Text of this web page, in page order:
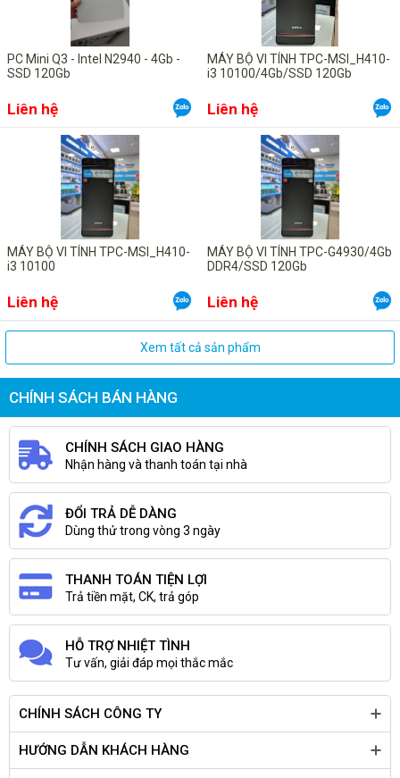
mãi mãi tại trụ sở Công ty.
6 . Xin Quý khách vui lòng liên hệ trực tiếp để được tư vấn
miễn phí , chu đáo và chuyên
nghiệp nhất : 0987 113 911
Để có giá tốt nhất xin liên hệ trực tiếp Phòng Kinh Doanh
Công ty TNHH Thiết bị số Trần Phong
Địa chỉ : 131 Quy Lưu – Phủ Lý – Hà Nam
Điện thoại : 0351 355 2222 – Fax : 0351 355 666
Mobile : 0987.113.911 (Mr.Hạnh)
Email : sales@tranphong.com.vn– Yahoo : tranphongjsc
Máy tính Hà Nam,Tin học Hà Nam
PC Mini Q3 - Intel N2940 - 4Gb -
SSD 120Gb
Liên hệ
MÁY BỘ VI TÍNH TPC-MSI_H410-
i3 10100/4Gb/SSD 120Gb
Liên hệ
MÁY BỘ VI TÍNH TPC-MSI_H410-
i3 10100
Liên hệ
MÁY BỘ VI TÍNH TPC-G4930/4Gb
DDR4/SSD 120Gb
Liên hệ
Xem tất cả sản phẩm
CHÍNH SÁCH BÁN HÀNG
CHÍNH SÁCH GIAO HÀNG
Nhận hàng và thanh toán tại nhà
ĐỔI TRẢ DỄ DÀNG
Dùng thử trong vòng 3 ngày
THANH TOÁN TIỆN LỢI
Trả tiền mặt, CK, trả góp
HỖ TRỢ NHIỆT TÌNH
Tư vấn, giải đáp mọi thắc mắc
CHÍNH SÁCH CÔNG TY
HƯỚNG DẪN KHÁCH HÀNG